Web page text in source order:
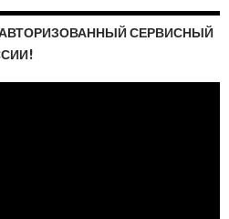
СЕРВИСНЫЙ